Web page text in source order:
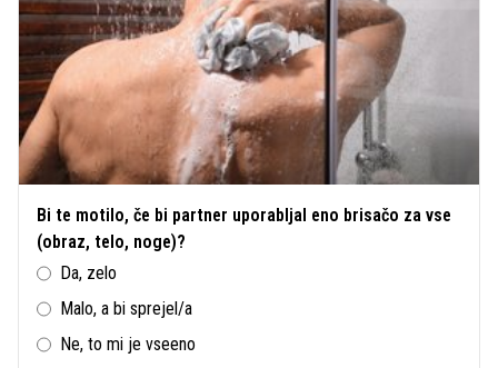
Bi te motilo, če bi partner uporabljal eno brisačo za vse
(obraz, telo, noge)?
Da, zelo
Malo, a bi sprejel/a
Ne, to mi je vseeno